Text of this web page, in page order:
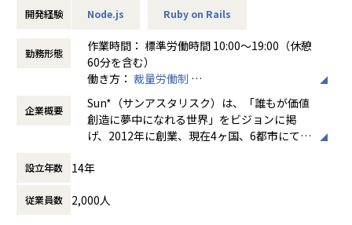
ます。
・顧客課題のヒアリング、要求整理、ソリューション設計
・顧客への技術提案
・デモ用の簡易的なプロトタイプの実装
・内部関係者との連携（開発、営業など）
●当社ベトナム拠点にはハノイ工科大学の卒業生を中心とし
た1000名以上の優秀なエンジニアが在籍しており、日本国内
ではCTO経験者を10名程度擁しています。エンジニアリン
開発経験 Node.js Ruby on Rails
勤務形態
作業時間： 標準労働時間 10:00～19:00（休憩
60分を含む）
働き方： 裁量労働制
時間外労働の有無： 有（月平均20時間）
休憩時間： 60分
企業概要
Sun*（サンアスタリスク）は、「誰もが価値
創造に夢中になれる世界」をビジョンに掲
げ、2012年に創業、現在4ヶ国、6都市にて1
籍するデジタル・クリエイティブスタジオで
設立年数 14年
従業員数 2,000人